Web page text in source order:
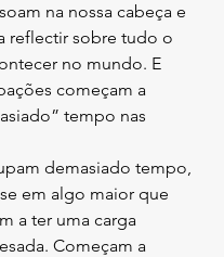
na nossa cabeça e
reflectir sobre tudo o
no mundo. E
começam a
tempo nas
demasiado tempo,
em algo maior que
a ter uma carga
Começam a